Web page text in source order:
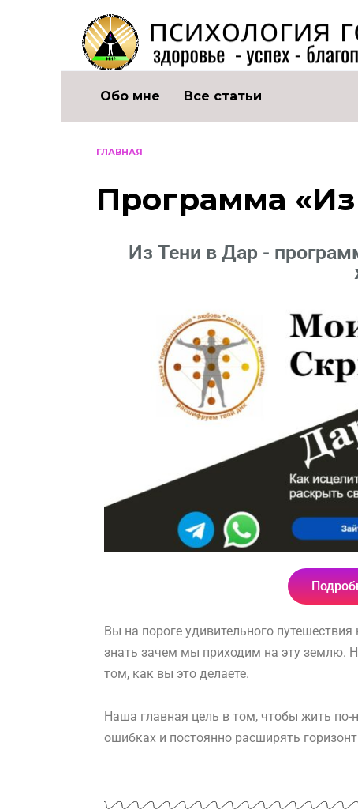
Обо мне Все статьи
ГЛАВНАЯ
Программа
Из Тени в Дар -
Вы на пороге удивительного
знать зачем мы приходим на эту землю.
том, как вы это делаете.
Наша главная цель в том, чтобы жить по-
ошибках и постоянно расширять